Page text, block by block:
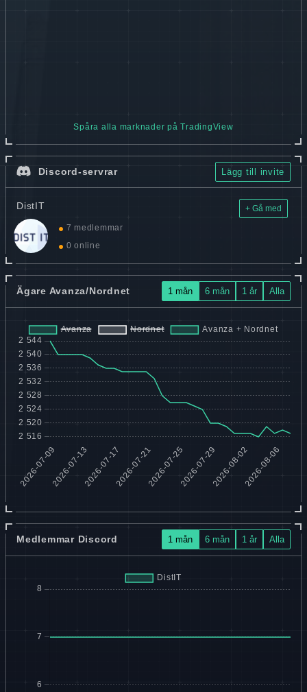
Spåra alla marknader på TradingView
Discord-servrar Lägg till invite
DistIT
7 medlemmar
0 online
+ Gå med
Ägare Avanza/Nordnet 1 mån 6 mån 1 år Alla
Medlemmar Discord 1 mån 6 mån 1 år Alla